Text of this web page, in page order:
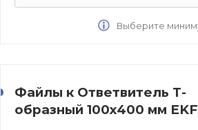
Выберите
Файлы к Ответвитель Т-
образный 100х400 мм EKF